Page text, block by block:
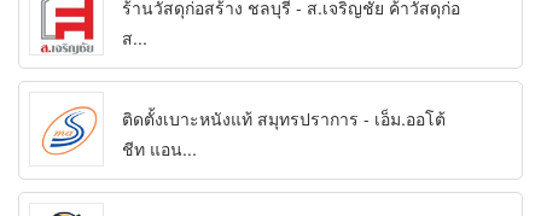
ร้านวัสดุก่อสร้าง ชลบุรี - ส.เจริญชัย ค้าวัสดุก่อ
ส...
ติดตั้งเบาะหนังแท้ สมุทรปราการ - เอ็ม.ออโต้
ชีท แอน...